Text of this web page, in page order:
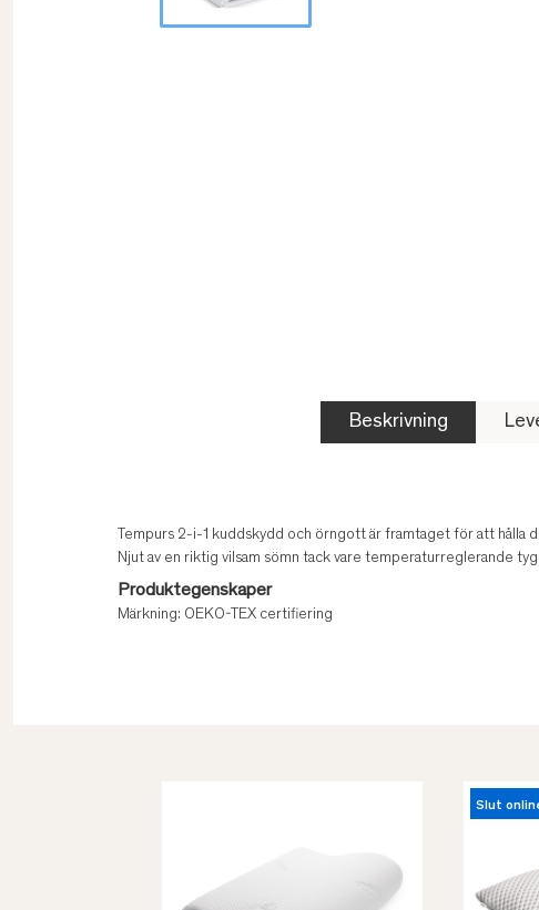
Beskrivning
Tempurs 2-i-1 kuddskydd och örngott är framtaget för att hålla
Njut av en riktig vilsam sömn tack vare temperaturreglerande
Produktegenskaper
Märkning: OEKO-TEX certifiering
Slut